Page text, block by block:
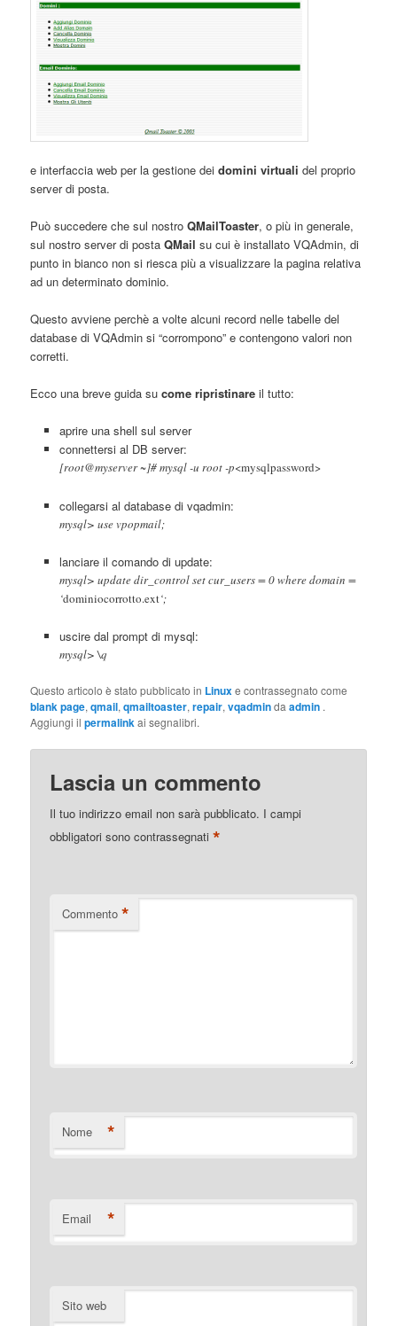
e interfaccia web per la gestione deidomini virtuali del proprio
server di posta.
Può succedere che sul nostroQMailToaster, o più in generale,
sul nostro server di postaQMail su cui è installato VQAdmin, di
punto in bianco non si riesca più a visualizzare la pagina relativa
ad un determinato dominio.
Questo avviene perchè a volte alcuni record nelle tabelle del
database di VQAdmin si “corrompono” e contengono valori non
corretti.
Ecco una breve guida sucome ripristinare il tutto:
aprire una shell sul server
connettersi al DB server:
[root@myserver ~]# mysql -u root -p<mysqlpassword>
collegarsi al database di vqadmin:
mysql> use vpopmail;
lanciare il comando di update:
mysql> update dir_control set cur_users = 0 where domain =
‘dominiocorrotto.ext‘;
uscire dal prompt di mysql:
mysql> \q
Questo articolo è stato pubblicato in Linuxe contrassegnato come
blank page,qmail,qmailtoaster,repair,vqadmindaadmin .
Aggiungi ilpermalinkai segnalibri.
Lascia un commento
Il tuo indirizzo email non sarà pubblicato. I campi
obbligatori sono contrassegnati*
Commento *
Nome *
Email *
Sito web